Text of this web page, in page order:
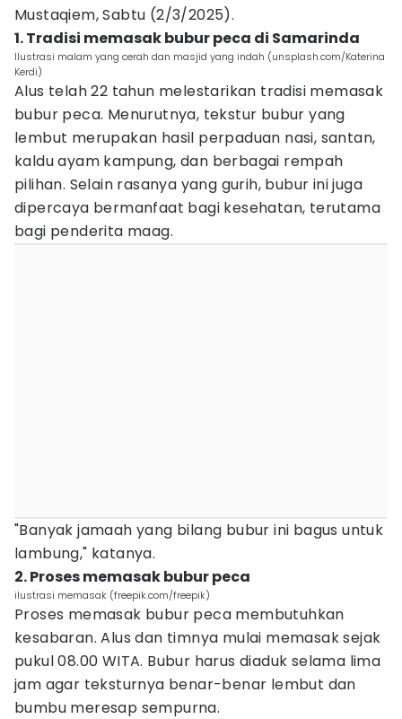
Mustaqiem, Sabtu (2/3/2025).
1. Tradisi memasak bubur peca di Samarinda
Ilustrasi malam yang cerah dan masjid yang indah (unsplash.com/Katerina
Kerdi)
Alus telah 22 tahun melestarikan tradisi memasak
bubur peca. Menurutnya, tekstur bubur yang
lembut merupakan hasil perpaduan nasi, santan,
kaldu ayam kampung, dan berbagai rempah
pilihan. Selain rasanya yang gurih, bubur ini juga
dipercaya bermanfaat bagi kesehatan, terutama
bagi penderita maag.
"Banyak jamaah yang bilang bubur ini bagus untuk
lambung," katanya.
2. Proses memasak bubur peca
ilustrasi memasak (freepik.com/freepik)
Proses memasak bubur peca membutuhkan
kesabaran. Alus dan timnya mulai memasak sejak
pukul 08.00 WITA. Bubur harus diaduk selama lima
jam agar teksturnya benar-benar lembut dan
bumbu meresap sempurna.